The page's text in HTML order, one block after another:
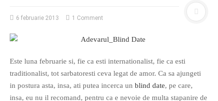
O poveste in care sexul se
confunda cu dragostea,
cinismul cu idealismul si
poezia cu umorul.
6 februarie 2013 1 Comment
Este luna februarie si, fie ca esti internationalist, fie ca esti
traditionalist, tot sarbatoresti ceva legat de amor. Ca sa ajungeti
in postura asta, insa, ati putea incerca un blind date, pe care,
insa, eu nu il recomand, pentru ca e nevoie de multa stapanire de